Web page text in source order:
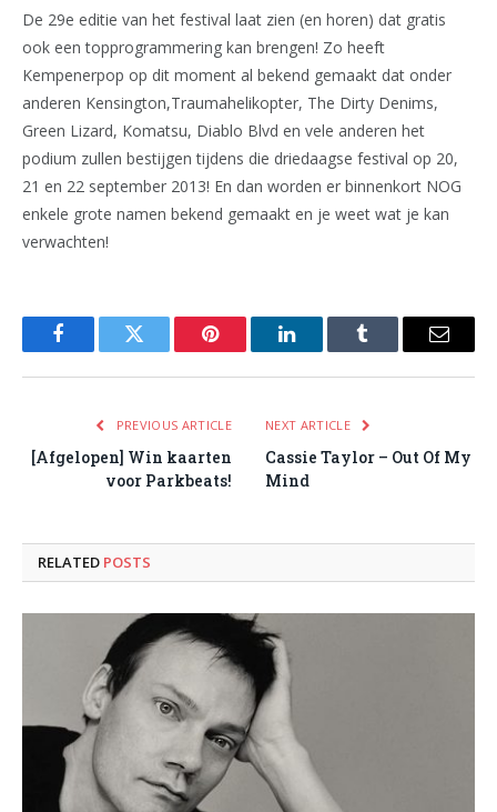
De 29e editie van het festival laat zien (en horen) dat gratis
ook een topprogrammering kan brengen! Zo heeft
Kempenerpop op dit moment al bekend gemaakt dat onder
anderen Kensington,Traumahelikopter, The Dirty Denims,
Green Lizard, Komatsu, Diablo Blvd en vele anderen het
podium zullen bestijgen tijdens die driedaagse festival op 20,
21 en 22 september 2013! En dan worden er binnenkort NOG
enkele grote namen bekend gemaakt en je weet wat je kan
verwachten!
FacebookTwitter Pinterest LinkedInTumblr Email
PREVIOUS ARTICLE
[Afgelopen] Win kaarten
voor Parkbeats!
NEXT ARTICLE
Cassie Taylor – Out Of My
Mind
RELATED POSTS